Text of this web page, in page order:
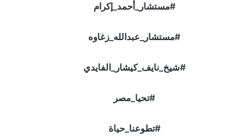
#مستشار_أحمد_إكرام
#مستشار_عبدالله_زغاوه
#شيخ_نايف_كيشار_الفايدي
#تحيا_مصر
#تطوعنا_حياة